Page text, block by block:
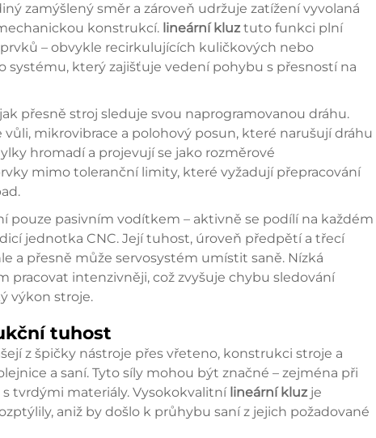
zamýšlený směr a zároveň udržuje zatížení vyvolaná
konstrukcí. lineární kluztuto funkci plní
– obvykle recirkulujících kuličkových nebo
systému, který zajišťuje vedení pohybu s přesností na
přesně stroj sleduje svou naprogramovanou dráhu.
vůli, mikrovibrace a polohový posun, které narušují dráhu
hromadí a projevují se jako rozměrové
mimo toleranční limity, které vyžadují přepracování
pouze pasivním vodítkem – aktivně se podílí na každém
jednotka CNC. Její tuhost, úroveň předpětí a třecí
a přesně může servosystém umístit saně. Nízká
pracovat intenzivněji, což zvyšuje chybu sledování
výkon stroje.
tuhost
z špičky nástroje přes vřeteno, konstrukci stroje a
a saní. Tyto síly mohou být značné – zejména při
tvrdými materiály. Vysokokvalitní lineární kluz je
aniž by došlo k průhybu saní z jejich požadované